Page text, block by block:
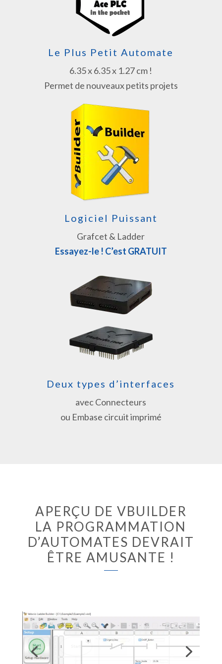
Le Plus Petit Automate
6.35 x 6.35 x 1.27 cm !
Permet de nouveaux petits projets
Logiciel Puissant
Grafcet & Ladder
Essayez-le ! C’est GRATUIT
Deux types d’interfaces
avec Connecteurs
ou Embase circuit imprimé
APERÇU DE VBUILDER
LA PROGRAMMATION
D’AUTOMATES DEVRAIT
ÊTRE AMUSANTE !